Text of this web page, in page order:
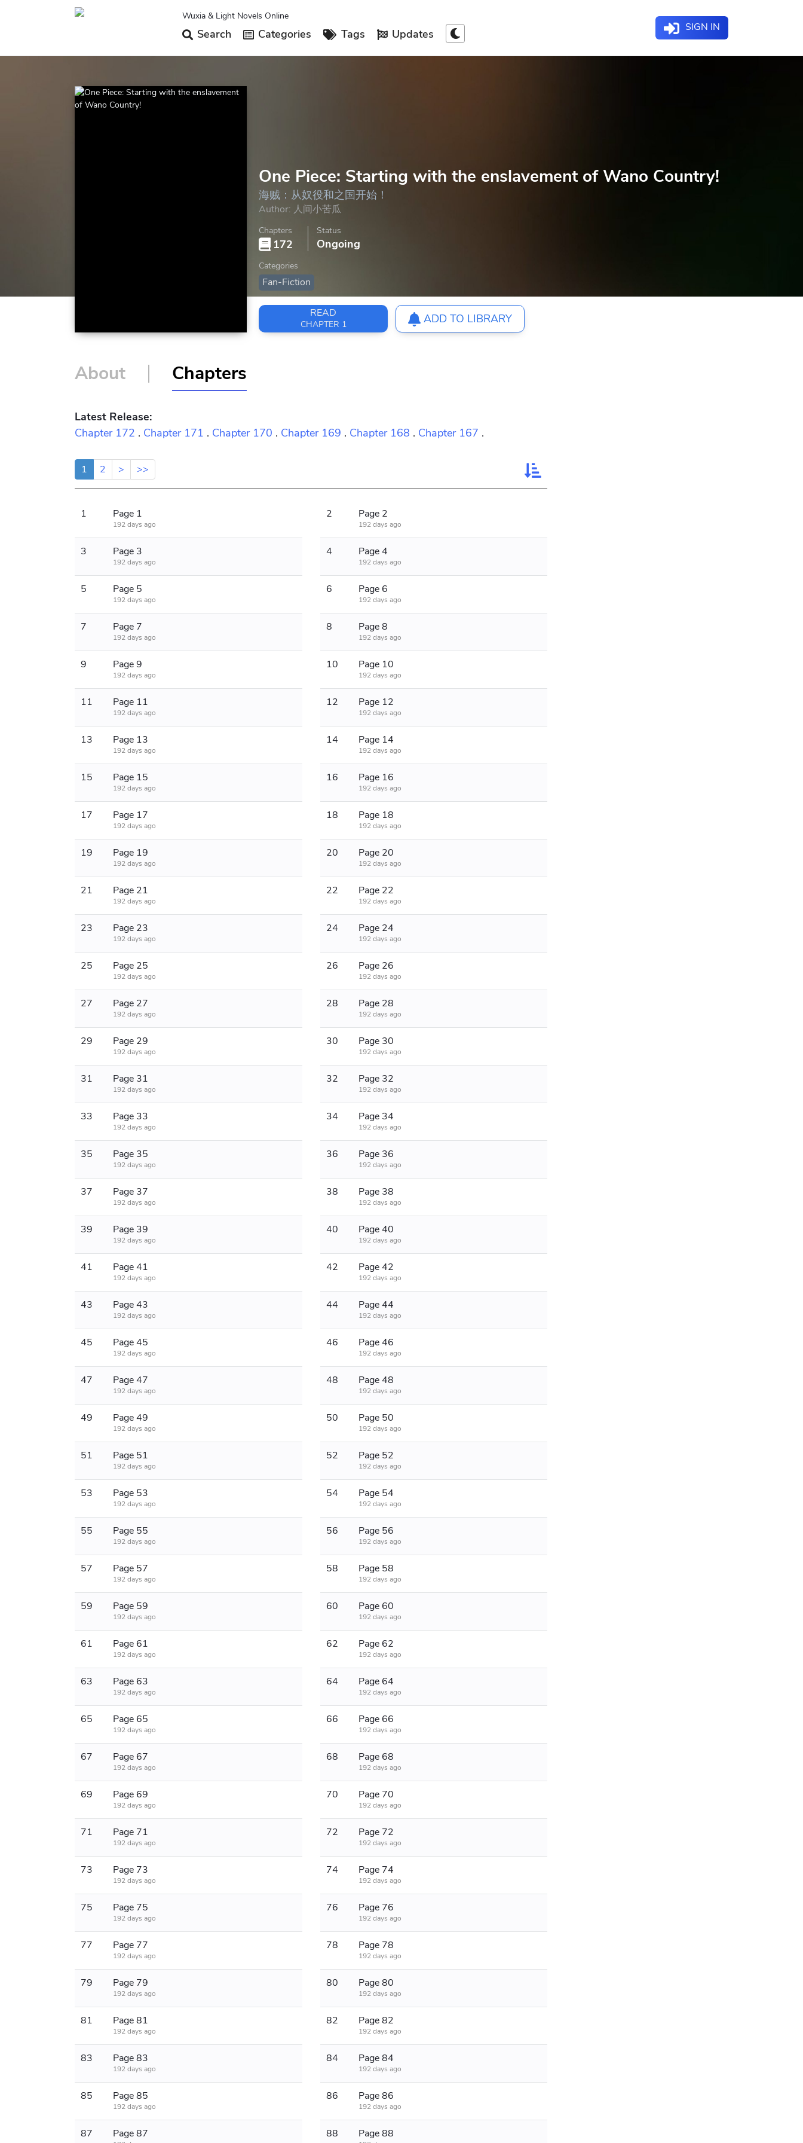
Wuxia & Light Novels Online
Search Categories Tags Updates SIGN IN
One Piece: Starting with the enslavement of Wano Country!
海贼：从奴役和之国开始！
Author: 人间小苦瓜
READ
CHAPTER 1 ADD TO LIBRARY
172
Chapters
Ongoing
Status
Categories
Fan-Fiction
About Chapters
Latest Release:
Chapter 172 . Chapter 171 . Chapter 170 . Chapter 169 . Chapter 168 . Chapter 167 .
1 2 > >>
1 Page 1
192 days ago
2 Page 2
192 days ago
3 Page 3
192 days ago
4 Page 4
192 days ago
5 Page 5
192 days ago
6 Page 6
192 days ago
7 Page 7
192 days ago
8 Page 8
192 days ago
9 Page 9
192 days ago
10 Page 10
192 days ago
11 Page 11
192 days ago
12 Page 12
192 days ago
13 Page 13
192 days ago
14 Page 14
192 days ago
15 Page 15
192 days ago
16 Page 16
192 days ago
17 Page 17
192 days ago
18 Page 18
192 days ago
19 Page 19
192 days ago
20 Page 20
192 days ago
21 Page 21
192 days ago
22 Page 22
192 days ago
23 Page 23
192 days ago
24 Page 24
192 days ago
25 Page 25
192 days ago
26 Page 26
192 days ago
27 Page 27
192 days ago
28 Page 28
192 days ago
29 Page 29
192 days ago
30 Page 30
192 days ago
31 Page 31
192 days ago
32 Page 32
192 days ago
33 Page 33
192 days ago
34 Page 34
192 days ago
35 Page 35
192 days ago
36 Page 36
192 days ago
37 Page 37
192 days ago
38 Page 38
192 days ago
39 Page 39
192 days ago
40 Page 40
192 days ago
41 Page 41
192 days ago
42 Page 42
192 days ago
43 Page 43
192 days ago
44 Page 44
192 days ago
45 Page 45
192 days ago
46 Page 46
192 days ago
47 Page 47
192 days ago
48 Page 48
192 days ago
49 Page 49
192 days ago
50 Page 50
192 days ago
51 Page 51
192 days ago
52 Page 52
192 days ago
53 Page 53
192 days ago
54 Page 54
192 days ago
55 Page 55
192 days ago
56 Page 56
192 days ago
57 Page 57
192 days ago
58 Page 58
192 days ago
59 Page 59
192 days ago
60 Page 60
192 days ago
61 Page 61
192 days ago
62 Page 62
192 days ago
63 Page 63
192 days ago
64 Page 64
192 days ago
65 Page 65
192 days ago
66 Page 66
192 days ago
67 Page 67
192 days ago
68 Page 68
192 days ago
69 Page 69
192 days ago
70 Page 70
192 days ago
71 Page 71
192 days ago
72 Page 72
192 days ago
73 Page 73
192 days ago
74 Page 74
192 days ago
75 Page 75
192 days ago
76 Page 76
192 days ago
77 Page 77
192 days ago
78 Page 78
192 days ago
79 Page 79
192 days ago
80 Page 80
192 days ago
81 Page 81
192 days ago
82 Page 82
192 days ago
83 Page 83
192 days ago
84 Page 84
192 days ago
85 Page 85
192 days ago
86 Page 86
192 days ago
87 Page 87 88 Page 88